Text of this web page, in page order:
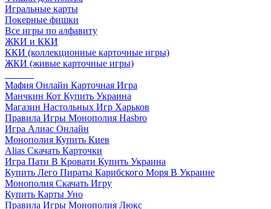
Игральные карты
Покерные фишки
Все игры по алфавиту
ЖКИ и ККИ
ККИ (коллекционные карточные игры)
ЖКИ (живые карточные игры)
Мафия Онлайн Карточная Игра
Манчкин Кот Купить Украина
Магазин Настольных Игр Харьков
Правила Игры Монополия Hasbro
Игра Алиас Онлайн
Монополия Купить Киев
Alias Скачать Карточки
Игра Пати В Кровати Купить Украина
Купить Лего Пираты Карибского Моря В Украине
Монополия Скачать Игру
Купить Карты Уно
Правила Игры Монополия Люкс